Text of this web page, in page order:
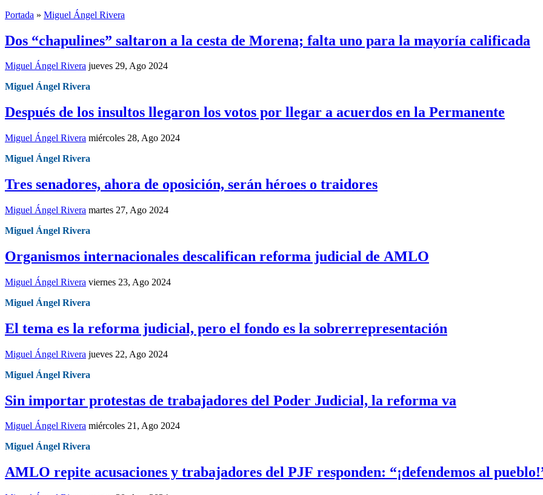
Portada » Miguel Ángel Rivera
Dos “chapulines” saltaron a la cesta de Morena; falta uno para la mayoría calificada
Miguel Ángel Rivera jueves 29, Ago 2024
Miguel Ángel Rivera
Después de los insultos llegaron los votos por llegar a acuerdos en la Permanente
Miguel Ángel Rivera miércoles 28, Ago 2024
Miguel Ángel Rivera
Tres senadores, ahora de oposición, serán héroes o traidores
Miguel Ángel Rivera martes 27, Ago 2024
Miguel Ángel Rivera
Organismos internacionales descalifican reforma judicial de AMLO
Miguel Ángel Rivera viernes 23, Ago 2024
Miguel Ángel Rivera
El tema es la reforma judicial, pero el fondo es la sobrerrepresentación
Miguel Ángel Rivera jueves 22, Ago 2024
Miguel Ángel Rivera
Sin importar protestas de trabajadores del Poder Judicial, la reforma va
Miguel Ángel Rivera miércoles 21, Ago 2024
Miguel Ángel Rivera
AMLO repite acusaciones y trabajadores del PJF responden: “¡defendemos al